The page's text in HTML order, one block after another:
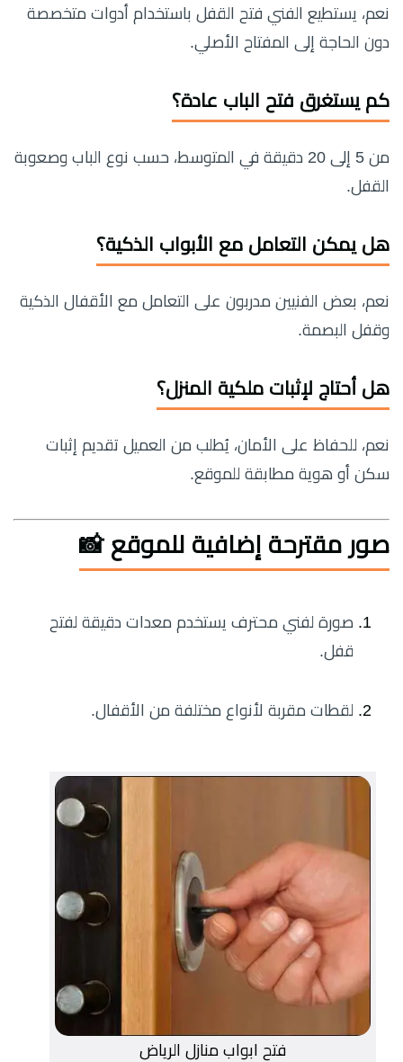
نعم، يستطيع الفني فتح القفل باستخدام أدوات متخصصة
دون الحاجة إلى المفتاح الأصلي.
كم يستغرق فتح الباب عادة؟
من 5 إلى 20 دقيقة في المتوسط، حسب نوع الباب وصعوبة
القفل.
هل يمكن التعامل مع الأبواب الذكية؟
نعم، بعض الفنيين مدربون على التعامل مع الأقفال الذكية
وقفل البصمة.
هل أحتاج لإثبات ملكية المنزل؟
نعم، للحفاظ على الأمان، يُطلب من العميل تقديم إثبات
سكن أو هوية مطابقة للموقع.
صور مقترحة إضافية للموقع 📸
صورة لفني محترف يستخدم معدات دقيقة لفتح
قفل.
لقطات مقربة لأنواع مختلفة من الأقفال.
فتح ابواب منازل الرياض